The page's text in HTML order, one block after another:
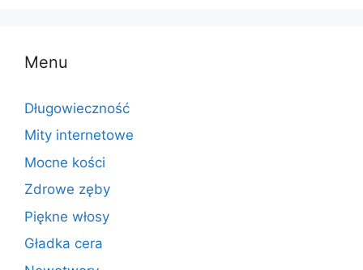
b
o
k
n
Menu
Długowieczność
Mity internetowe
Mocne kości
Zdrowe zęby
Piękne włosy
Gładka cera